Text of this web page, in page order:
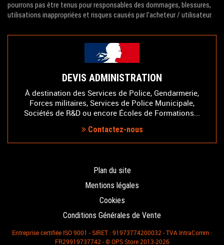
pourrons pas être tenus pour responsables des dommages, blessures,
utilisations inappropriées et risques causés par l'acheteur / utilisateur.
DEVIS ADMINISTRATION
À destination des Services de Police, Gendarmerie,
Forces militaires, Services de Police Municipale,
Sociétés de R&D ou encore Écoles de Formations...
Contactez-nous
Plan du site
Mentions légales
Cookies
Conditions Générales de Vente
Entreprise certifiée ISO 9001 - SIRET : 91973774200032 - TVA IntraComm :
FR29919737742 - © OPS Store 2013-2026